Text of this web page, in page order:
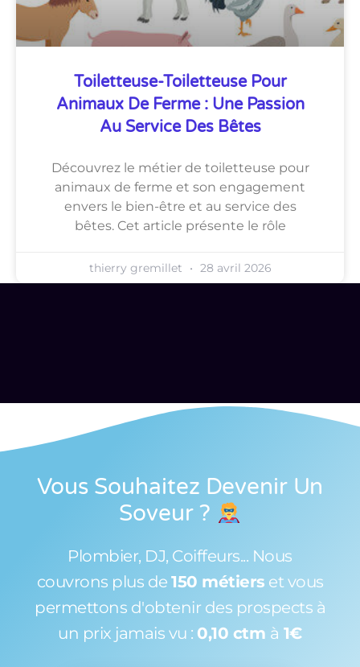
Toiletteuse-Toiletteuse Pour
Animaux De Ferme : Une Passion
Au Service Des Bêtes
Découvrez le métier de toiletteuse pour
animaux de ferme et son engagement
envers le bien-être et au service des
bêtes. Cet article présente le rôle
thierry gremillet 28 avril 2026
Vous Souhaitez Devenir Un
Soveur ?
Plombier, DJ, Coiffeurs... Nous
couvrons plus de 150 métiers et vous
permettons d'obtenir des prospects à
un prix jamais vu : 0,10 ctm à 1€